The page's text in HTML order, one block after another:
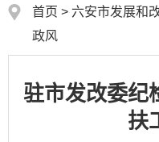
首页 > 六安市发展和
政风
驻市发改委纪
扶